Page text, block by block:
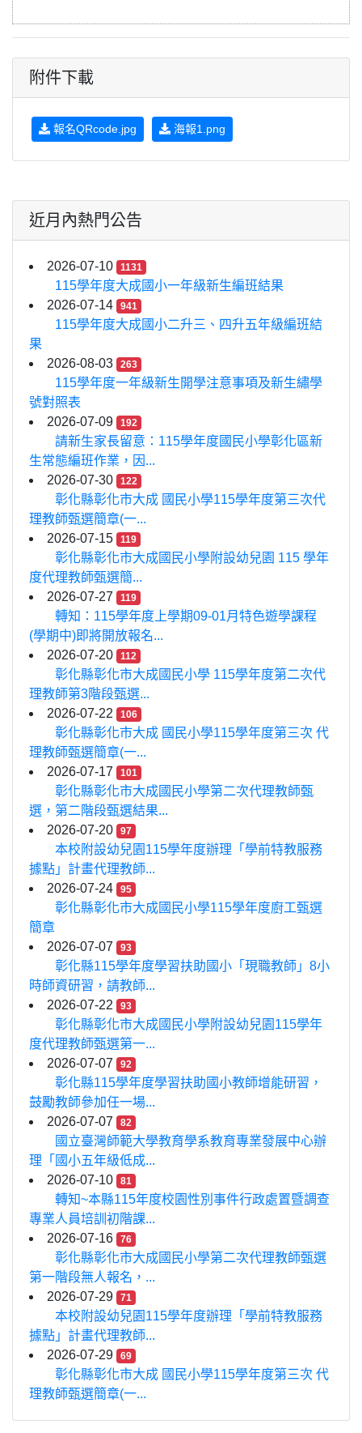
附件下載
報名QRcode.jpg 海報1.png
近月內熱門公告
2026-07-10 1131
115學年度大成國小一年級新生編班結果
2026-07-14
941
115學年度大成國小二升三、四升五年級編班結
果
2026-08-03
263
115學年度一年級新生開學注意事項及新生繡學
號對照表
2026-07-09
192
請新生家長留意：115學年度國民小學彰化區新
生常態編班作業，因...
2026-07-30
122
彰化縣彰化市大成 國民小學115學年度第三次代
理教師甄選簡章(一...
2026-07-15
119
彰化縣彰化市大成國民小學附設幼兒園 115 學年
度代理教師甄選簡...
2026-07-27
119
轉知：115學年度上學期09-01月特色遊學課程
(學期中)即將開放報名...
2026-07-20
112
彰化縣彰化市大成國民小學 115學年度第二次代
理教師第3階段甄選...
2026-07-22
106
彰化縣彰化市大成 國民小學115學年度第三次 代
理教師甄選簡章(一...
2026-07-17
101
彰化縣彰化市大成國民小學第二次代理教師甄
選，第二階段甄選結果...
2026-07-20
97
本校附設幼兒園115學年度辦理「學前特教服務
據點」計畫代理教師...
2026-07-24
95
彰化縣彰化市大成國民小學115學年度廚工甄選
簡章
2026-07-07
93
彰化縣115學年度學習扶助國小「現職教師」8小
時師資研習，請教師...
2026-07-22
93
彰化縣彰化市大成國民小學附設幼兒園115學年
度代理教師甄選第一...
2026-07-07
92
彰化縣115學年度學習扶助國小教師增能研習，
鼓勵教師參加任一場...
2026-07-07
82
國立臺灣師範大學教育學系教育專業發展中心辦
理「國小五年級低成...
2026-07-10
81
轉知~本縣115年度校園性別事件行政處置暨調查
專業人員培訓初階課...
2026-07-16
76
彰化縣彰化市大成國民小學第二次代理教師甄選
第一階段無人報名，...
2026-07-29
71
本校附設幼兒園115學年度辦理「學前特教服務
據點」計畫代理教師...
2026-07-29
69
彰化縣彰化市大成 國民小學115學年度第三次 代
理教師甄選簡章(一...